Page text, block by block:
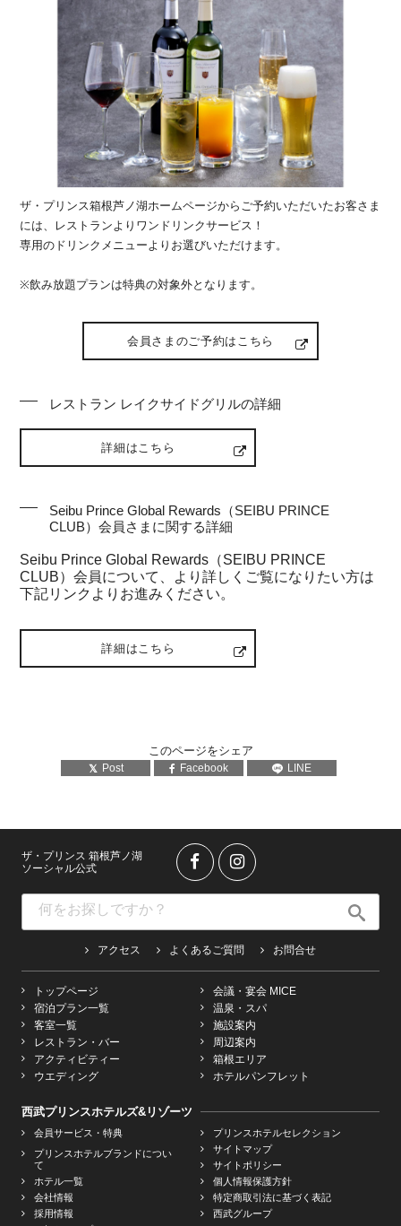
ザ・プリンス箱根芦ノ湖ホームページからご予約いただいたお客さま
には、レストランよりワンドリンクサービス！
専用のドリンクメニューよりお選びいただけます。
※飲み放題プランは特典の対象外となります。
会員さまのご予約はこちら
レストラン レイクサイドグリルの詳細
詳細はこちら
Seibu Prince Global Rewards（SEIBU PRINCE
CLUB）会員さまに関する詳細
Seibu Prince Global Rewards（SEIBU PRINCE
CLUB）会員について、より詳しくご覧になりたい方は
下記リンクよりお進みください。
詳細はこちら
このページをシェア
Post Facebook LINE
ザ・プリンス 箱根芦ノ湖
ソーシャル公式
アクセス よくあるご質問 お問合せ
トップページ
宿泊プラン一覧
客室一覧
レストラン・バー
アクティビティー
ウエディング
会議・宴会 MICE
温泉・スパ
施設案内
周辺案内
箱根エリア
ホテルパンフレット
西武プリンスホテルズ&リゾーツ
会員サービス・特典
プリンスホテルブランドについ
て
ホテル一覧
会社情報
採用情報
プリンスホテルセレクション
サイトマップ
サイトポリシー
個人情報保護方針
特定商取引法に基づく表記
西武グループ